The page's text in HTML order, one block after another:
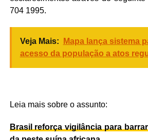
704 1995.
Veja Mais:
Mapa lança sistema
acesso da população a atos
Leia mais sobre o assunto:
Brasil reforça vigilância para